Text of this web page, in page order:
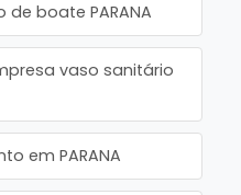
boate PARANA
vaso sanitário
em PARANA